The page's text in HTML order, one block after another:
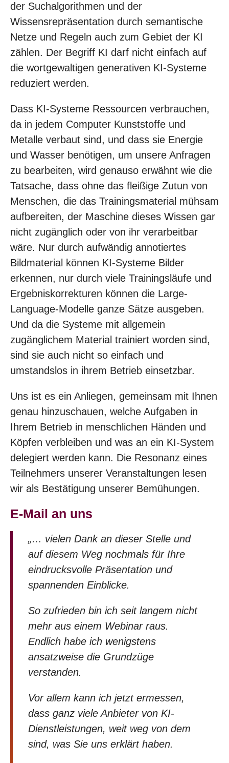
der Suchalgorithmen und der
Wissensrepräsentation durch semantische
Netze und Regeln auch zum Gebiet der KI
zählen. Der Begriff KI darf nicht einfach auf
die wortgewaltigen generativen KI-Systeme
reduziert werden.
Dass KI-Systeme Ressourcen verbrauchen,
da in jedem Computer Kunststoffe und
Metalle verbaut sind, und dass sie Energie
und Wasser benötigen, um unsere Anfragen
zu bearbeiten, wird genauso erwähnt wie die
Tatsache, dass ohne das fleißige Zutun von
Menschen, die das Trainingsmaterial mühsam
aufbereiten, der Maschine dieses Wissen gar
nicht zugänglich oder von ihr verarbeitbar
wäre. Nur durch aufwändig annotiertes
Bildmaterial können KI-Systeme Bilder
erkennen, nur durch viele Trainingsläufe und
Ergebniskorrekturen können die Large-
Language-Modelle ganze Sätze ausgeben.
Und da die Systeme mit allgemein
zugänglichem Material trainiert worden sind,
sind sie auch nicht so einfach und
umstandslos in ihrem Betrieb einsetzbar.
Uns ist es ein Anliegen, gemeinsam mit Ihnen
genau hinzuschauen, welche Aufgaben in
Ihrem Betrieb in menschlichen Händen und
Köpfen verbleiben und was an ein KI-System
delegiert werden kann. Die Resonanz eines
Teilnehmers unserer Veranstaltungen lesen
wir als Bestätigung unserer Bemühungen.
E-Mail an uns
„… vielen Dank an dieser Stelle und
auf diesem Weg nochmals für Ihre
eindrucksvolle Präsentation und
spannenden Einblicke.
So zufrieden bin ich seit langem nicht
mehr aus einem Webinar raus.
Endlich habe ich wenigstens
ansatzweise die Grundzüge
verstanden.
Vor allem kann ich jetzt ermessen,
dass ganz viele Anbieter von KI-
Dienstleistungen, weit weg von dem
sind, was Sie uns erklärt haben.